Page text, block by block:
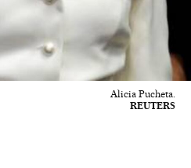
Alicia Pucheta.
REUTERS